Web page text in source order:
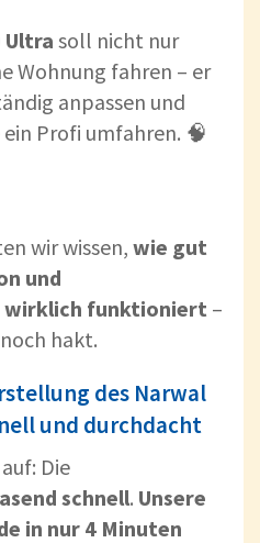
Ultrasoll nicht nur
Wohnung fahren – er
anpassen und
Profi umfahren. 🧠
wir wissen, wie gut
und
wirklich funktioniert –
hakt.
des Narwal
und durchdacht
Die
schnell. Unsere
in nur 4 Minuten